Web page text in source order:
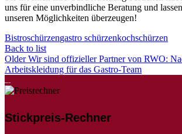
uns für eine unverbindliche Beratung und
unseren Möglichkeiten überzeugen!
Bistroschürzengastro schürzenkochschürzen
Back to list
Older Wir sind offizieller Partner von RWO:
Arbeitskleidung für das Gastro-Team
Stickpreis-Rechner